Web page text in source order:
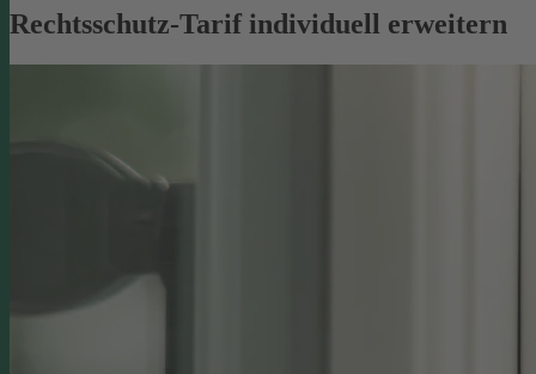
Rechtsschutz-Tarif individuell erweitern